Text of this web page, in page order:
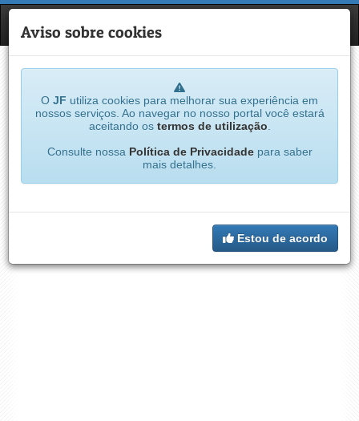
JF
Aviso sobre cookies
O JF utiliza cookies para melhorar sua experiência em
nossos serviços. Ao navegar no nosso portal você estará
aceitando os termos de utilização
Consulte nossa Política de Privacidadepara saber
mais detalhes.
Estou de acordo